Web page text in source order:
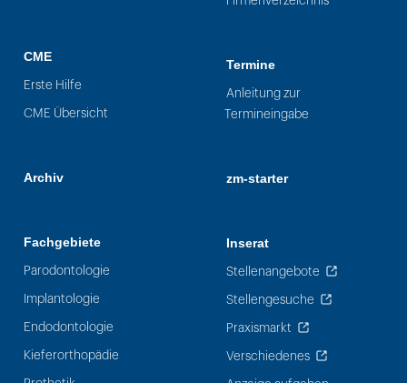
CME
Erste Hilfe
CME Übersicht
Archiv
Fachgebiete
Parodontologie
Implantologie
Endodontologie
Kieferorthopädie
Termine
Anleitung zur
Termineingabe
zm-starter
Inserat
Stellenangebote
Stellengesuche
Praxismarkt
Verschiedenes